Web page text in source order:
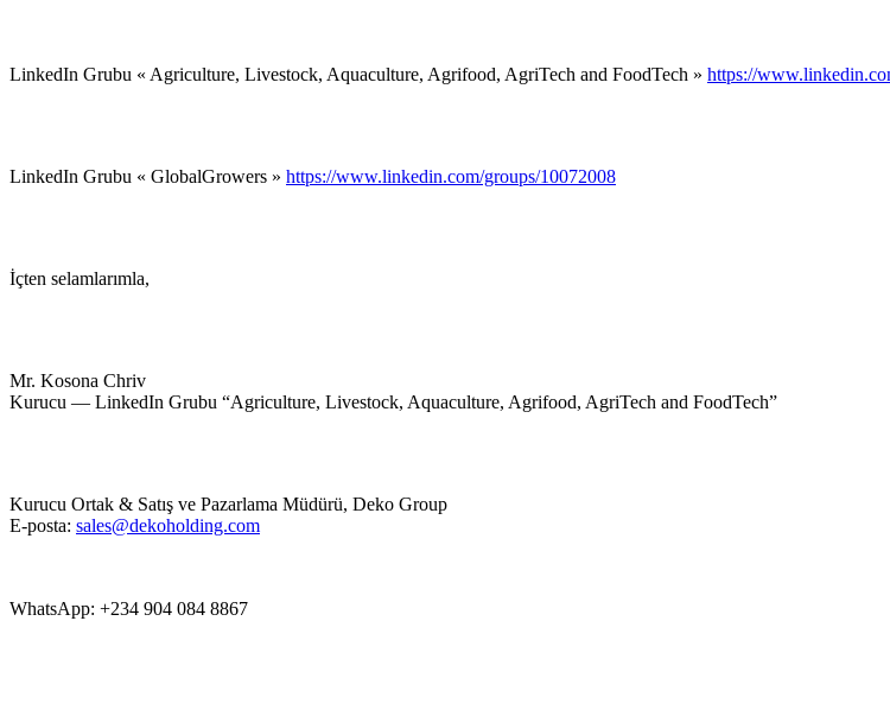
LinkedIn Grubu « Agriculture, Livestock, Aquaculture, Agrifood, AgriTech and FoodTech » https://
LinkedIn Grubu « GlobalGrowers » https://www.linkedin.com/groups/10072008
İçten selamlarımla,
Mr. Kosona Chriv
Kurucu — LinkedIn Grubu “Agriculture, Livestock, Aquaculture, Agrifood, AgriTech and FoodTech”
Kurucu Ortak & Satış ve Pazarlama Müdürü, Deko Group
E-posta: sales@dekoholding.com
WhatsApp: +234 904 084 8867